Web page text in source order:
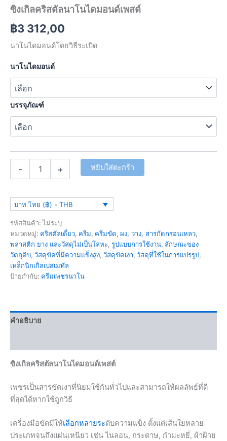
ซิงเกิลคริสตัลนาโนไดมอนด์เพสต์
฿3 312,00
นาโนไดมอนด์โดยวิธีระเบิด
นาโนไดมอนด์
บรรจุภัณฑ์
- + หยิบใส่ตะกร้า
บาท ไทย (฿) - THB
รหัสสินค้า:ไม่ระบุ
หมวดหมู่: คริสตัลเดี่ยว, ครีม, ครีมขัด, ผง, วาง, สารกัดกร่อนเหลว,
พลาสติก ยาง และวัสดุไม่เป็นโลหะ, รูปแบบการใช้งาน, ลักษณะของ
วัตถุดิบ, วัสดุขัดที่มีความแข็งสูง, วัสดุขัดเงา, วัสดุที่ใช้ในการแปรรูป,
เหล็กนิกเกิลเบสเมทัล
ป้ายกำกับ: ครีมเพชรนาโน
คำอธิบาย
ซิงเกิลคริสตัลนาโนไดมอนด์เพสต์
เพชรเป็นสารขัดเงาที่นิยมใช้กันทั่วไปและสามารถให้ผลลัพธ์ที่ดี
ที่สุดได้หากใช้ถูกวิธี
เครื่องมือขัดมีให้เลือกหลายระดับความแข็ง ตั้งแต่เส้นใยหลาย
ประเภทจนถึงแผ่นเหนียว เช่น ไนลอน, กระดาษ, กำมะหยี่, ผ้าฝ้าย